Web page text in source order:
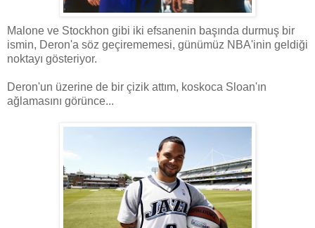
Malone ve Stockhon gibi iki efsanenin başında durmuş bir
ismin, Deron'a söz geçirememesi, günümüz NBA'inin geldiği
noktayı gösteriyor.
Deron'un üzerine de bir çizik attım, koskoca Sloan'ın
ağlamasını görünce...